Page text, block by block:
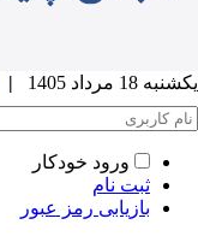
18 مرداد 1405 |
ورود خودکار
ثبت نام
بازیابی رمز عبور